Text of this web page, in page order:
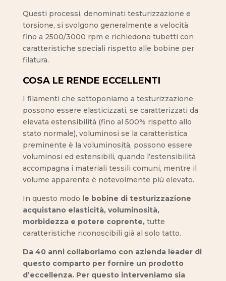
Questi processi, denominati testurizzazione e
torsione, si svolgono generalmente a velocità
fino a 2500/3000 rpm e richiedono tubetti con
caratteristiche speciali rispetto alle bobine per
filatura.
COSA LE RENDE ECCELLENTI
I filamenti che sottoponiamo a testurizzazione
possono essere elasticizzati, se caratterizzati da
elevata estensibilità (fino al 500% rispetto allo
stato normale), voluminosi se la caratteristica
preminente è la voluminosità, possono essere
voluminosi ed estensibili, quando l’estensibilità
accompagna i materiali tessili comuni, mentre il
volume apparente è notevolmente più elevato.
In questo modo le bobine di testurizzazione
acquistano elasticità, voluminosità,
morbidezza e potere coprente,tutte
caratteristiche riconoscibili già al solo tatto.
Da 40 anni collaboriamo con azienda leader di
questo comparto per fornire un prodotto
d’eccellenza. Per questo interveniamo sia